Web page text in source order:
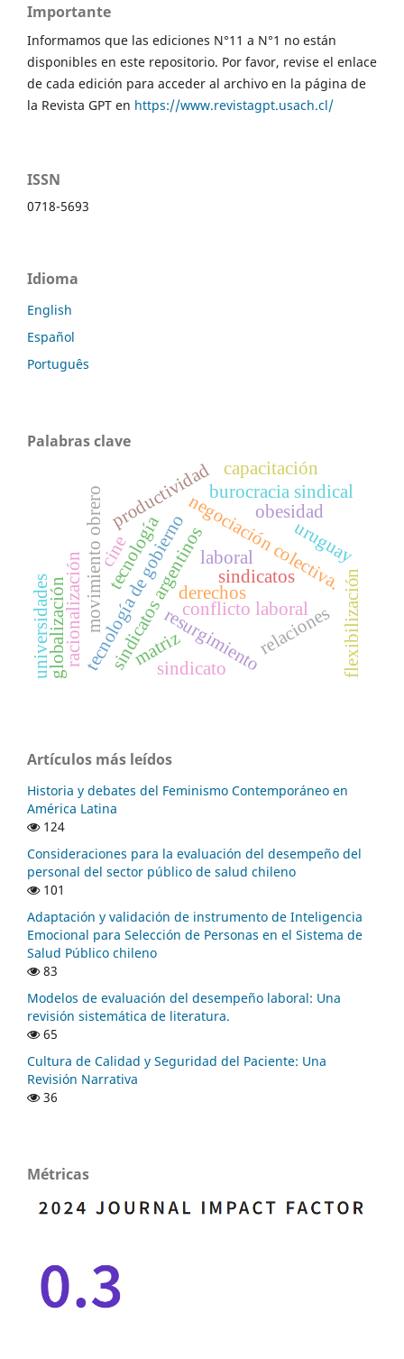
Importante
Informamos que las ediciones N°11 a N°1 no están
disponibles en este repositorio. Por favor, revise el enlace
de cada edición para acceder al archivo en la página de
la Revista GPT en https://www.revistagpt.usach.cl/
ISSN
0718-5693
Idioma
English
Español
Português
Palabras clave
sindicatos argentinosresurgimiento
conflicto laboral
negociación colectiva.
tecnología de gobierno
racionalización flexibilización
productividadburocracia sindical
movimiento obrero
globalización
universidades
tecnología
cine
derechos
matrizsindicato
relaciones
laboral
sindicatos
uruguay
obesidad
capacitación
Artículos más leídos
Historia y debates del Feminismo Contemporáneo en
América Latina
124
Consideraciones para la evaluación del desempeño del
personal del sector público de salud chileno
101
Adaptación y validación de instrumento de Inteligencia
Emocional para Selección de Personas en el Sistema de
Salud Público chileno
83
Modelos de evaluación del desempeño laboral: Una
revisión sistemática de literatura.
65
Cultura de Calidad y Seguridad del Paciente: Una
Revisión Narrativa
36
Métricas